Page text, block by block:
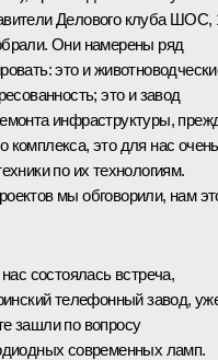
Делового клуба ШОС,
Они намерены ряд
это и
это и завод
инфраструктуры,
комплекса, это для нас очень
по их технологиям.
мы обговорили, нам
состоялась встреча,
телефонный завод,
зашли по вопросу
современных ламп.